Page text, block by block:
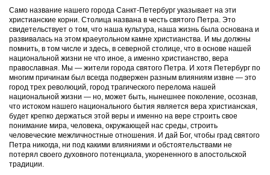
Само название нашего города Санкт-Петербург указывает на эти
христианские корни. Столица названа в честь святого Петра. Это
свидетельствует о том, что наша культура, наша жизнь была основана и
развивалась на этом краеугольном камне христианства. И мы должны
помнить, в том числе и здесь, в северной столице, что в основе нашей
национальной жизни не что иное, а именно христианство, вера
православная. Мы — жители города святого Петра. И хотя Петербург по
многим причинам был всегда подвержен разным влияниям извне — это
город трех революций, город трагического перелома нашей
национальной жизни — но, может быть, нынешнее поколение, осознав,
что истоком нашего национального бытия является вера христианская,
будет крепко держаться этой веры и именно на вере строить свое
понимание мира, человека, окружающей нас среды, строить
человеческие межличностные отношения. И дай Бог, чтобы град святого
Петра никогда, ни под какими влияниями и обстоятельствами не
потерял своего духовного потенциала, укорененного в апостольской
традиции.